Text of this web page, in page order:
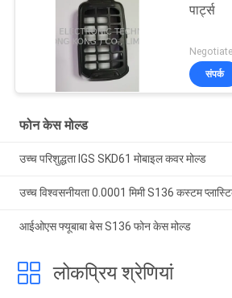
पार्ट्स
संपर्क
फोन केस मोल्ड
उच्च परिशुद्धता IGS SKD61 मोबाइल कवर मोल्ड
उच्च विश्वसनीयता 0.0001 मिमी S136 कस्टम
आईओएस फ्यूबाबा बेस S136 फोन केस मोल्ड
लोकप्रिय श्रेणियां